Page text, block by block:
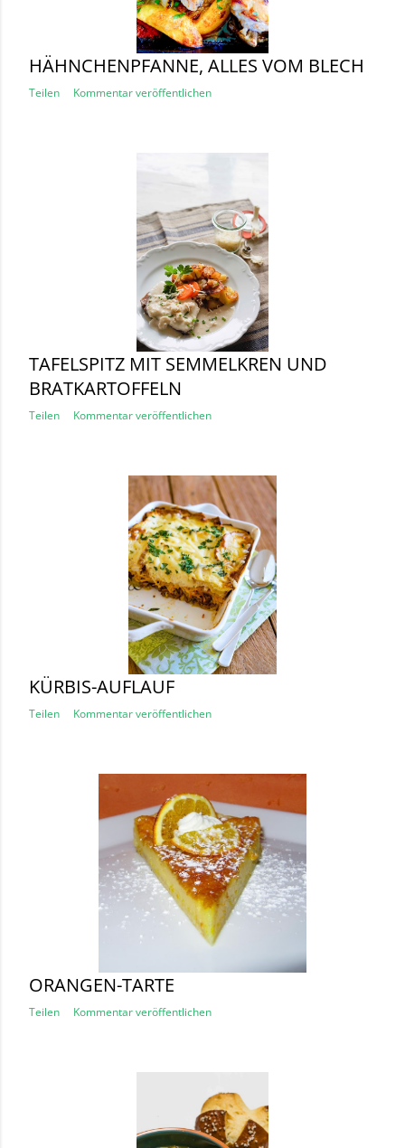
HÄHNCHENPFANNE, ALLES VOM BLECH
Teilen Kommentar veröffentlichen
TAFELSPITZ MIT SEMMELKREN UND
BRATKARTOFFELN
Teilen Kommentar veröffentlichen
KÜRBIS-AUFLAUF
Teilen Kommentar veröffentlichen
ORANGEN-TARTE
Teilen Kommentar veröffentlichen